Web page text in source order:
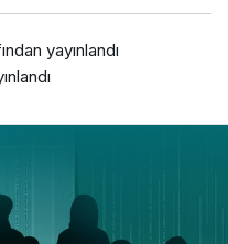
yayınlandı